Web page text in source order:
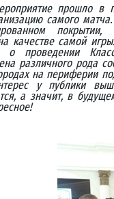
прошло в
самого
качестве самой
о проведении
различного рода
на периферии
у публики
а значит, в